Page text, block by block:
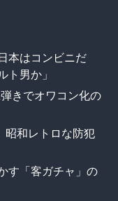
本はコンビニだ
ト男か」
きでオワコン化の
昭和レトロな防犯
す「客ガチャ」の